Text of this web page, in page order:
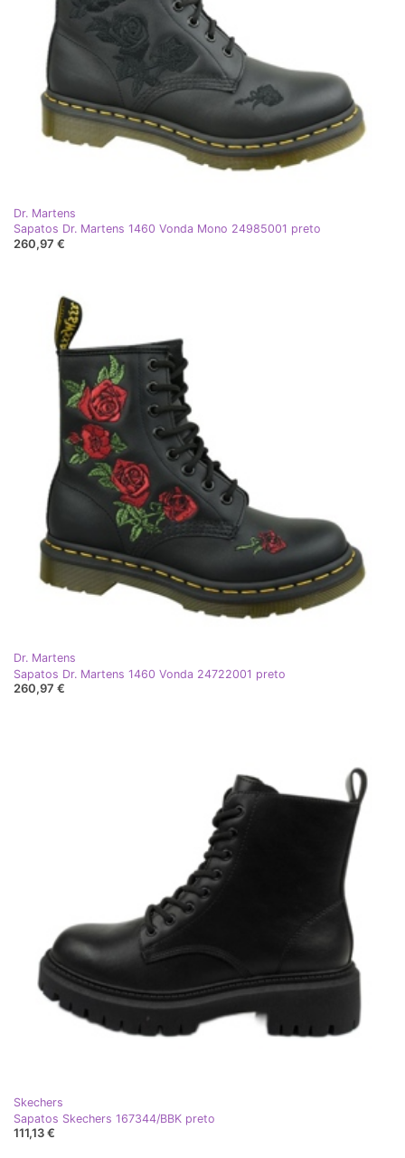
Dr. Martens
Sapatos Dr. Martens 1460 Vonda Mono 24985001 preto
260,97 €
Dr. Martens
Sapatos Dr. Martens 1460 Vonda 24722001 preto
260,97 €
Skechers
Sapatos Skechers 167344/BBK preto
111,13 €